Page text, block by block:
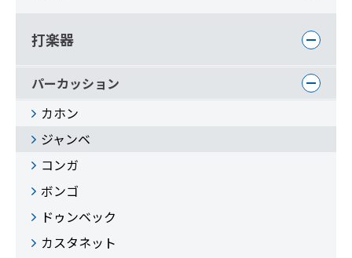
打楽器
パーカッション
カホン
ジャンベ
コンガ
ボンゴ
ドゥンベック
カスタネット